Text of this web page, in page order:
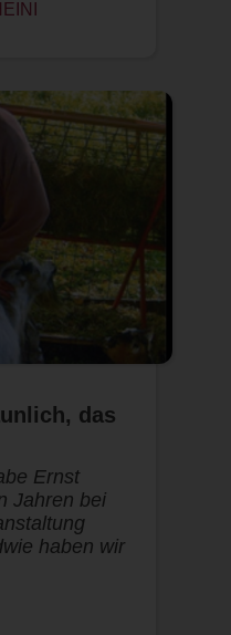
das
Ernst
Jahren bei
haben wir